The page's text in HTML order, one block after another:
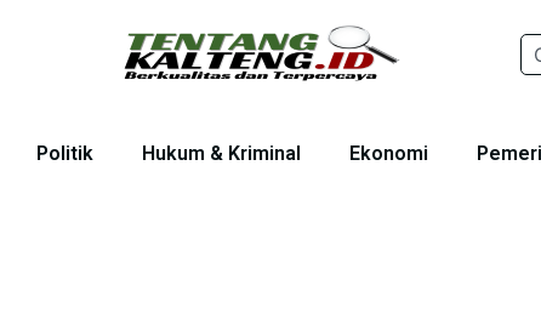
Politik Hukum & Kriminal Ekonomi